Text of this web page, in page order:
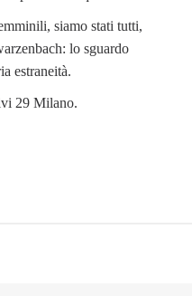
siamo stati tutti,
lo sguardo
estraneità.
29 Milano.